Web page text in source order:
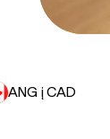
ANG į CAD